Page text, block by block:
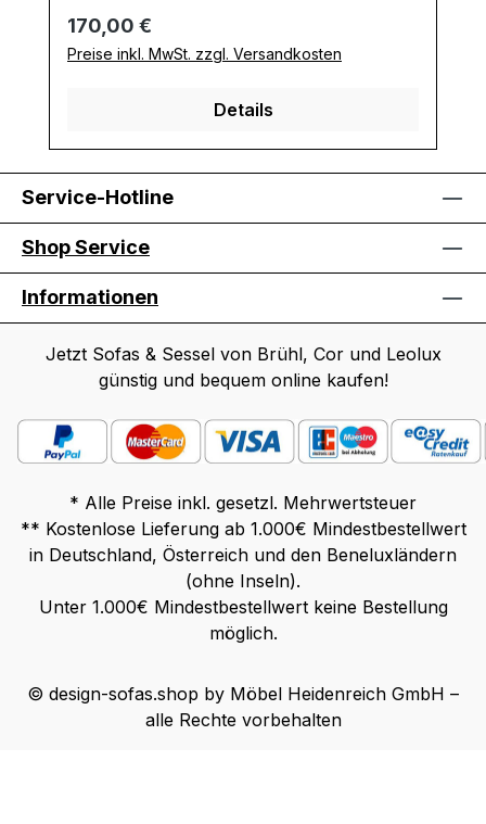
Regulärer Preis:
170,00 €
Preise inkl. MwSt. zzgl. Versandkosten
Details
Service-Hotline
Shop Service
Informationen
Jetzt Sofas & Sessel von Brühl, Cor und Leolux
günstig und bequem online kaufen!
* Alle Preise inkl. gesetzl. Mehrwertsteuer
** Kostenlose Lieferung ab 1.000€ Mindestbestellwert
in Deutschland, Österreich und den Beneluxländern
(ohne Inseln).
Unter 1.000€ Mindestbestellwert keine Bestellung
möglich.
© design-sofas.shop by Möbel Heidenreich GmbH –
alle Rechte vorbehalten